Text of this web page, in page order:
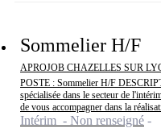
Sommelier H/F
APROJOB CHAZELLES SUR
POSTE : Sommelier H/F
spécialisée dans le secteur de
de vous accompagner dans la
Intérim - Non renseigné